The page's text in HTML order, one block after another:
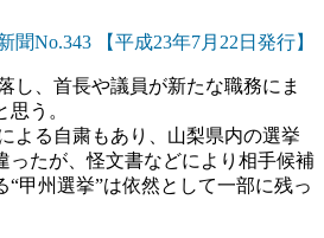
聞No.343 【平成23年7月22日発行】
、首長や議員が新たな職務にま
う。
る自粛もあり、山梨県内の選挙
ったが、怪文書などにより相手候補
“甲州選挙”は依然として一部に残っ